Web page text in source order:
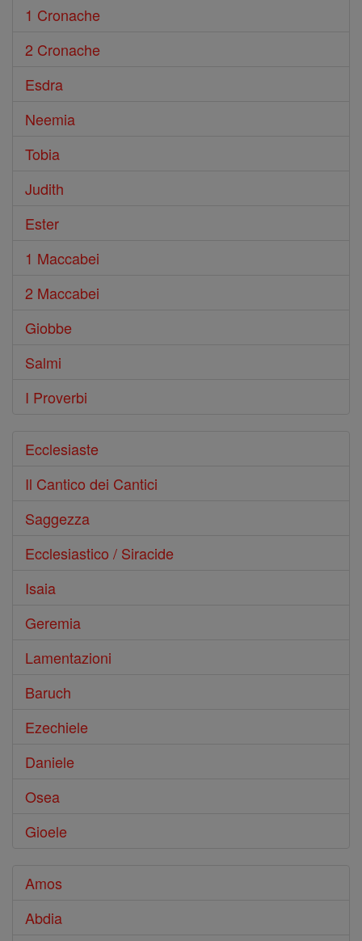
1 Cronache
2 Cronache
Esdra
Neemia
Tobia
Judith
Ester
1 Maccabei
2 Maccabei
Giobbe
Salmi
I Proverbi
Ecclesiaste
Il Cantico dei Cantici
Saggezza
Ecclesiastico / Siracide
Isaia
Geremia
Lamentazioni
Baruch
Ezechiele
Daniele
Osea
Gioele
Amos
Abdia